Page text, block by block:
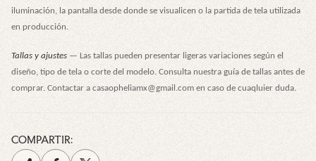
iluminación, la pantalla desde donde se visualicen o la partida de tela utilizada
en producción.
Tallas y ajustes — Las tallas pueden presentar ligeras variaciones según el
diseño, tipo de tela o corte del modelo. Consulta nuestra guía de tallas antes de
comprar. Contactar a casaopheliamx@gmail.com en caso de cuaqluier duda.
COMPARTIR: